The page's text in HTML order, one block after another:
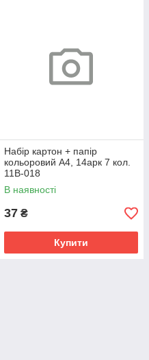
Набір картон + папір
кольоровий А4, 14арк 7 кол.
11В-018
В наявності
37 ₴
Купити